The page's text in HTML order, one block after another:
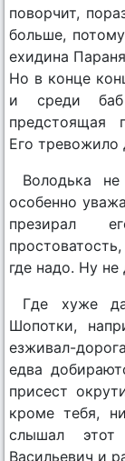
поворчит,
больше,
ехидина
Но в конце
и среди баб
предстоящая
Его тревожило
Володька
особенно
презирал
где надо. Ну
Где хуже
Шопотки,
езживал-
едва
присест
кроме тебя,
слышал этот
Васильевич и